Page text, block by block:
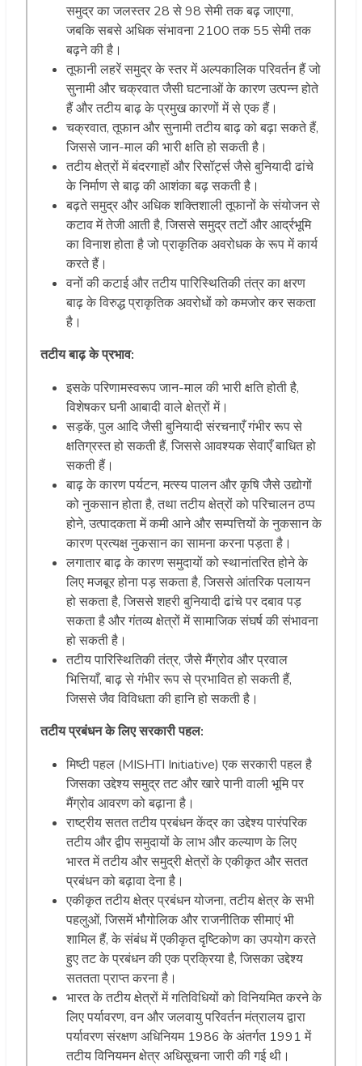
समुद्र का जलस्तर 28 से 98 सेमी तक बढ़ जाएगा,
जबकि सबसे अधिक संभावना 2100 तक 55 सेमी तक
बढ़ने की है।
तूफानी लहरें समुद्र के स्तर में अल्पकालिक परिवर्तन हैं जो
सुनामी और चक्रवात जैसी घटनाओं के कारण उत्पन्न होते
हैं और तटीय बाढ़ के प्रमुख कारणों में से एक हैं।
चक्रवात, तूफान और सुनामी तटीय बाढ़ को बढ़ा सकते हैं,
जिससे जान-माल की भारी क्षति हो सकती है।
तटीय क्षेत्रों में बंदरगाहों और रिसॉर्ट्स जैसे बुनियादी ढांचे
के निर्माण से बाढ़ की आशंका बढ़ सकती है।
बढ़ते समुद्र और अधिक शक्तिशाली तूफानों के संयोजन से
कटाव में तेजी आती है, जिससे समुद्र तटों और आर्द्रभूमि
का विनाश होता है जो प्राकृतिक अवरोधक के रूप में कार्य
करते हैं।
वनों की कटाई और तटीय पारिस्थितिकी तंत्र का क्षरण
बाढ़ के विरुद्ध प्राकृतिक अवरोधों को कमजोर कर सकता
है।
तटीय बाढ़ के प्रभाव:
इसके परिणामस्वरूप जान-माल की भारी क्षति होती है,
विशेषकर घनी आबादी वाले क्षेत्रों में।
सड़कें, पुल आदि जैसी बुनियादी संरचनाएँ गंभीर रूप से
क्षतिग्रस्त हो सकती हैं, जिससे आवश्यक सेवाएँ बाधित हो
सकती हैं।
बाढ़ के कारण पर्यटन, मत्स्य पालन और कृषि जैसे उद्योगों
को नुकसान होता है, तथा तटीय क्षेत्रों को परिचालन ठप्प
होने, उत्पादकता में कमी आने और सम्पत्तियों के नुकसान के
कारण प्रत्यक्ष नुकसान का सामना करना पड़ता है।
लगातार बाढ़ के कारण समुदायों को स्थानांतरित होने के
लिए मजबूर होना पड़ सकता है, जिससे आंतरिक पलायन
हो सकता है, जिससे शहरी बुनियादी ढांचे पर दबाव पड़
सकता है और गंतव्य क्षेत्रों में सामाजिक संघर्ष की संभावना
हो सकती है।
तटीय पारिस्थितिकी तंत्र, जैसे मैंग्रोव और प्रवाल
भित्तियाँ, बाढ़ से गंभीर रूप से प्रभावित हो सकती हैं,
जिससे जैव विविधता की हानि हो सकती है।
तटीय प्रबंधन के लिए सरकारी पहल:
मिष्टी पहल (MISHTI Initiative) एक सरकारी पहल है
जिसका उद्देश्य समुद्र तट और खारे पानी वाली भूमि पर
मैंग्रोव आवरण को बढ़ाना है।
राष्ट्रीय सतत तटीय प्रबंधन केंद्र का उद्देश्य पारंपरिक
तटीय और द्वीप समुदायों के लाभ और कल्याण के लिए
भारत में तटीय और समुद्री क्षेत्रों के एकीकृत और सतत
प्रबंधन को बढ़ावा देना है।
एकीकृत तटीय क्षेत्र प्रबंधन योजना, तटीय क्षेत्र के सभी
पहलुओं, जिसमें भौगोलिक और राजनीतिक सीमाएं भी
शामिल हैं, के संबंध में एकीकृत दृष्टिकोण का उपयोग करते
हुए तट के प्रबंधन की एक प्रक्रिया है, जिसका उद्देश्य
सततता प्राप्त करना है।
भारत के तटीय क्षेत्रों में गतिविधियों को विनियमित करने के
लिए पर्यावरण, वन और जलवायु परिवर्तन मंत्रालय द्वारा
पर्यावरण संरक्षण अधिनियम 1986 के अंतर्गत 1991 में
तटीय विनियमन क्षेत्र अधिसूचना जारी की गई थी।